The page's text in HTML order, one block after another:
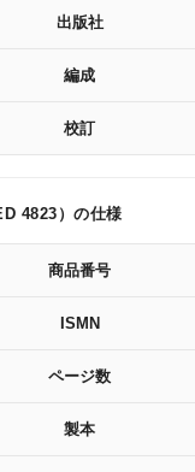
出版社
編成
校訂
4823）の仕様
商品番号
ISMN
ページ数
製本